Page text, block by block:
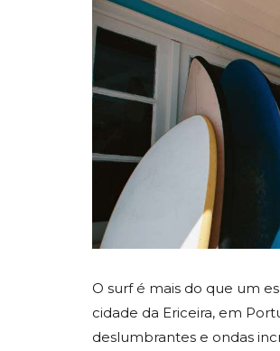
O surf é mais do que um
cidade da Ericeira, em
deslumbrantes e ondas